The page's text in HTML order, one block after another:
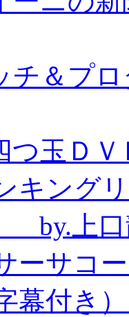
チ＆プ
つ玉Ｄ
キング
by.上口
ーサコ
幕付き